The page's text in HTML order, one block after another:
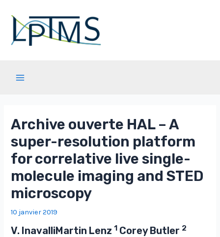
contenu
Archive ouverte HAL – A
super-resolution platform
for correlative live single-
molecule imaging and STED
microscopy
10 janvier 2019
V. InavalliMartin Lenz1 Corey Butler 2